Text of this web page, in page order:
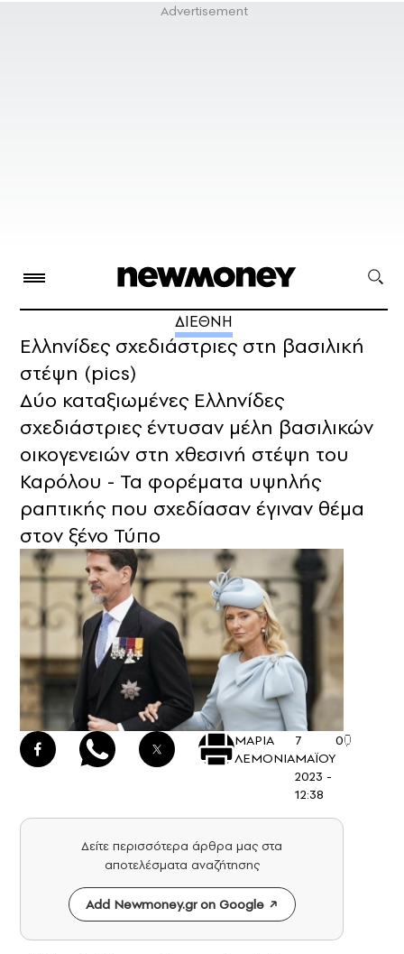
ΔΙΕΘΝΗ
Ελληνίδες σχεδιάστριες στη βασιλική
στέψη (pics)
Δύο καταξιωμένες Ελληνίδες
σχεδιάστριες έντυσαν μέλη βασιλικών
οικογενειών στη χθεσινή στέψη του
Καρόλου - Τα φορέματα υψηλής
ραπτικής που σχεδίασαν έγιναν θέμα
στον ξένο Τύπο
ΜΑΡΙΑ
ΛΕΜΟΝΙΑ
7
ΜΑΪΟΥ
2023 -
12:38
0
Δείτε περισσότερα άρθρα μας στα
αποτελέσματα αναζήτησης
Add Newmoney.gr on Google